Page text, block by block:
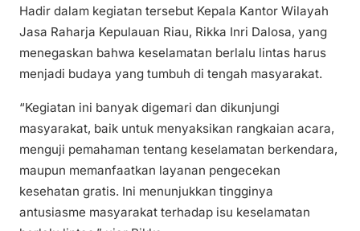
Hadir dalam kegiatan tersebut Kepala Kantor Wilayah
Jasa Raharja Kepulauan Riau, Rikka Inri Dalosa, yang
menegaskan bahwa keselamatan berlalu lintas harus
menjadi budaya yang tumbuh di tengah masyarakat.
“Kegiatan ini banyak digemari dan dikunjungi
masyarakat, baik untuk menyaksikan rangkaian acara,
menguji pemahaman tentang keselamatan berkendara,
maupun memanfaatkan layanan pengecekan
kesehatan gratis. Ini menunjukkan tingginya
antusiasme masyarakat terhadap isu keselamatan